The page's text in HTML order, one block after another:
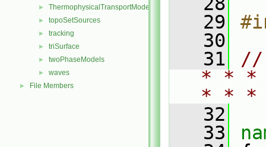
► ThermophysicalTransportModels
► topoSetSources
► tracking
► triSurface
► twoPhaseModels
► waves
► File Members
   29
   30
   31
//
* * *
* *
   32
   33